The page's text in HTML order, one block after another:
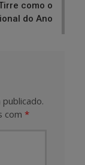
como o
do Ano
com *